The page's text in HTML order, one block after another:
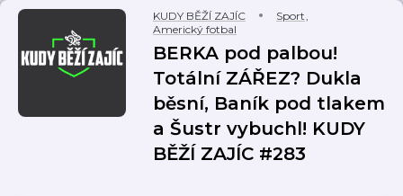
KUDY BĚŽÍ ZAJÍC Sport,
Americký fotbal
BERKA pod palbou!
Totální ZÁŘEZ? Dukla
běsní, Baník pod tlakem
a Šustr vybuchl! KUDY
BĚŽÍ ZAJÍC #283